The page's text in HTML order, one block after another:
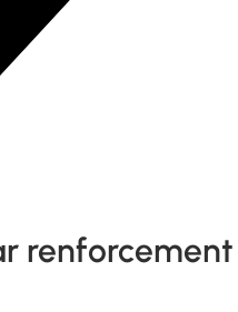
renforcement